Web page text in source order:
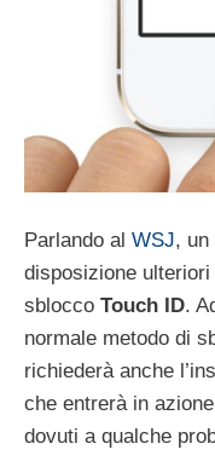
Parlando al WSJ, un
disposizione
sblocco Touch ID.
normale metodo di
richiederà anche
che entrerà in
dovuti a qualche